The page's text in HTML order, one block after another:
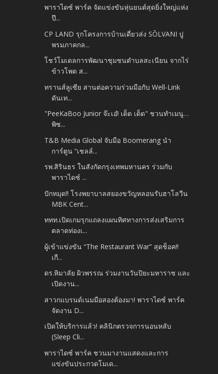
พาราไดซ์ พาร์ค จัดแข่งขันหุ่นยนต์สุดยิ่งใหญ่แห่ง
ปี...
CP LAND รุกโครงการบ้านเดี่ยวส่ง SŌLVANI ปู
พรมภาคกล...
โชว์โมเดลการพัฒนาชุมชนตำบลสะเนียน จากไร่
ข้าวโพด ส...
ทรานส์ลูเซีย สานต่อความร่วมมือกับ Well-Link
ดันเท...
"PeeKaBoo Junior จ๊ะเอ๋! เด็ด เด็ด" ชวนทำเมนู…
พิซ...
T&B Media Global จับมือ Boomerang นำ
การ์ตูน “เชลล์...
รพ.สิรินธร ในสังกัดกรุงเทพมหานคร ร่วมกับ
พาราไดซ์ ...
ปักหมุด!! โรงพยาบาลสยองขวัญหลอนรับฮาโลวีน
MBK Cent...
ททท.เปิดเกมรุกแถลงแผนทิศทางการส่งเสริมการ
ตลาดท่องเ...
ผู้เข้าแข่งขัน “The Restaurant War” สุดช็อค!!
เกื...
ดร.หิมาลัย ผิวพรรณ ร่วมงานวันปิยะมหาราช และ
เปิดงาน...
สาวกแบรนด์เนมมือสองต้องมา! พาราไดซ์ พาร์ค
จัดงาน D...
เปิดให้บริการแล้ว! คลินิกตรวจการนอนหลับ
(Sleep Cli...
พาราไดซ์ พาร์ค ชวนมางานแสดงและการ
แข่งขันประกวดโมเด...